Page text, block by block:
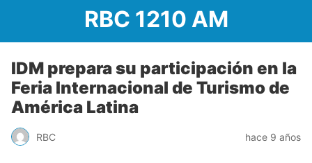
RBC 1210 AM
IDM prepara su participación en la
Feria Internacional de Turismo de
América Latina
RBC hace 9 años